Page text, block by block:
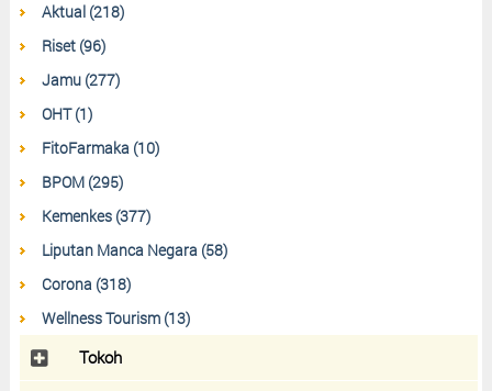
Aktual (218)
Riset (96)
Jamu (277)
OHT (1)
FitoFarmaka (10)
BPOM (295)
Kemenkes (377)
Liputan Manca Negara (58)
Corona (318)
Wellness Tourism (13)
Tokoh